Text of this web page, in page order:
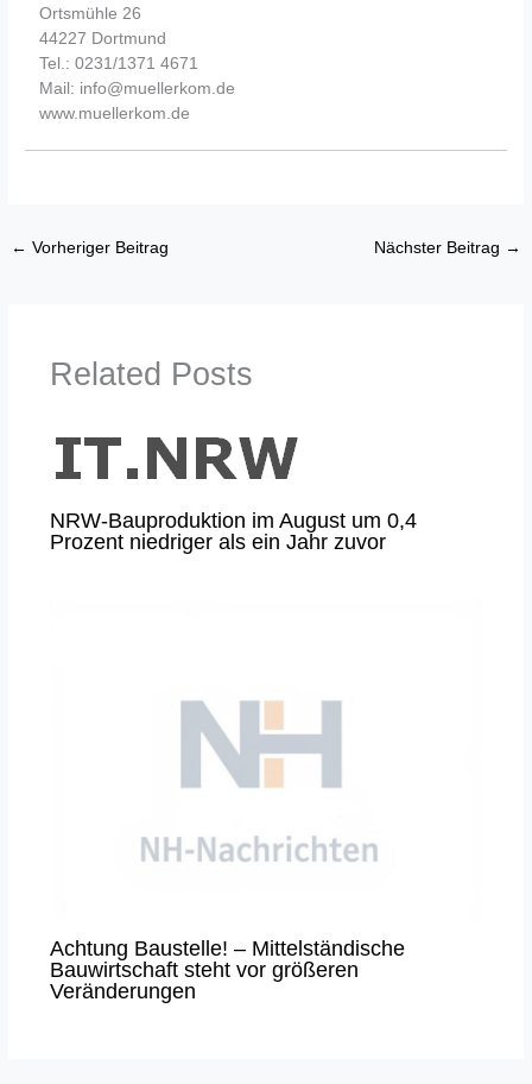
Ortsmühle 26
44227 Dortmund
Tel.: 0231/1371 4671
Mail: info@muellerkom.de
www.muellerkom.de
← Vorheriger Beitrag Nächster Beitrag →
Related Posts
NRW-Bauproduktion im August um 0,4
Prozent niedriger als ein Jahr zuvor
Achtung Baustelle! – Mittelständische
Bauwirtschaft steht vor größeren
Veränderungen